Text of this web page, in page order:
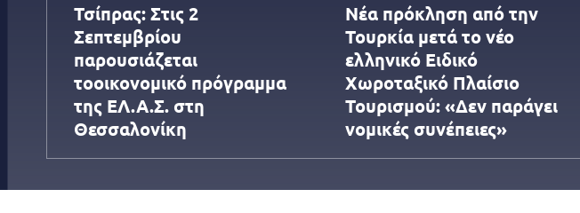
Τσίπρας: Στις 2
Σεπτεμβρίου
παρουσιάζεται
τοοικονομικό πρόγραμμα
της ΕΛ.Α.Σ. στη
Θεσσαλονίκη
Νέα πρόκληση από την
Τουρκία μετά το νέο
ελληνικό Ειδικό
Χωροταξικό Πλαίσιο
Τουρισμού: «Δεν παράγει
νομικές συνέπειες»